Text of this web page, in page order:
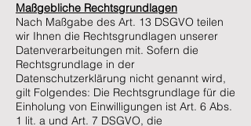
Maßgebliche Rechtsgrundlagen
Nach Maßgabe des Art. 13 DSGVO teilen
wir Ihnen die Rechtsgrundlagen unserer
Datenverarbeitungen mit. Sofern die
Rechtsgrundlage in der
Datenschutzerklärung nicht genannt wird,
gilt Folgendes: Die Rechtsgrundlage für die
Einholung von Einwilligungen ist Art. 6 Abs.
1 lit. a und Art. 7 DSGVO, die